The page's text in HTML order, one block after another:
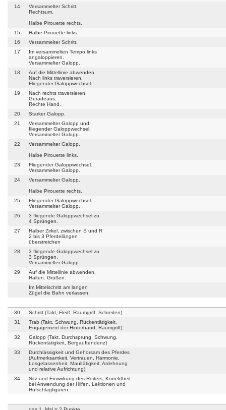
14
Versammelter Schritt.
Rechtsum.
Halbe Pirouette rechts.
15
Halbe Pirouette links.
16
Versammelter Schritt.
17
Im versammelten Tempo links
angaloppieren.
Versammelter Galopp.
18
Auf die Mittellinie abwenden.
Nach links traversieren.
Fliegender Galoppwechsel.
19
Nach rechts traversieren.
Geradeaus.
Rechte Hand.
20
Starker Galopp.
21
Versammelter Galopp und
fliegender Galoppwechsel.
Versammelter Galopp.
22
Versammelter Galopp.
Halbe Pirouette links.
23
Fliegender Galoppwechsel.
Versammelter Galopp.
24
Versammelter Galopp.
Halbe Pirouette rechts.
25
Fliegender Galoppwechsel.
Versammelter Galopp.
26
3 fliegende Galoppwechsel zu
4 Sprüngen.
27
Halber Zirkel, zwischen S und R
2 bis 3 Pferdelängen
überstreichen
28
3 fliegende Galoppwechsel zu
3 Sprüngen.
Versammelter Galopp.
29
Auf die Mittellinie abwenden.
Halten. Grüßen.
Im Mittelschritt am langen
Zügel die Bahn verlassen.
30
Schritt (Takt, Fleiß, Raumgriff, Schreiten)
31
Trab (Takt, Schwung, Rückentätigkeit,
Engagement der Hinterhand, Raumgriff)
32
Galopp (Takt, Durchsprung, Schwung,
Rückentätigkeit, Bergauftendenz)
33
Durchlässigkeit und Gehorsam des Pferdes
(Aufmerksamkeit, Vertrauen, Harmonie,
Losgelassenheit, Maultätigkeit, Anlehnung
und relative Aufrichtung)
34
Sitz und Einwirkung des Reiters, Korrektheit
bei Anwendung der Hilfen, Lektionen und
Hufschlagfiguren